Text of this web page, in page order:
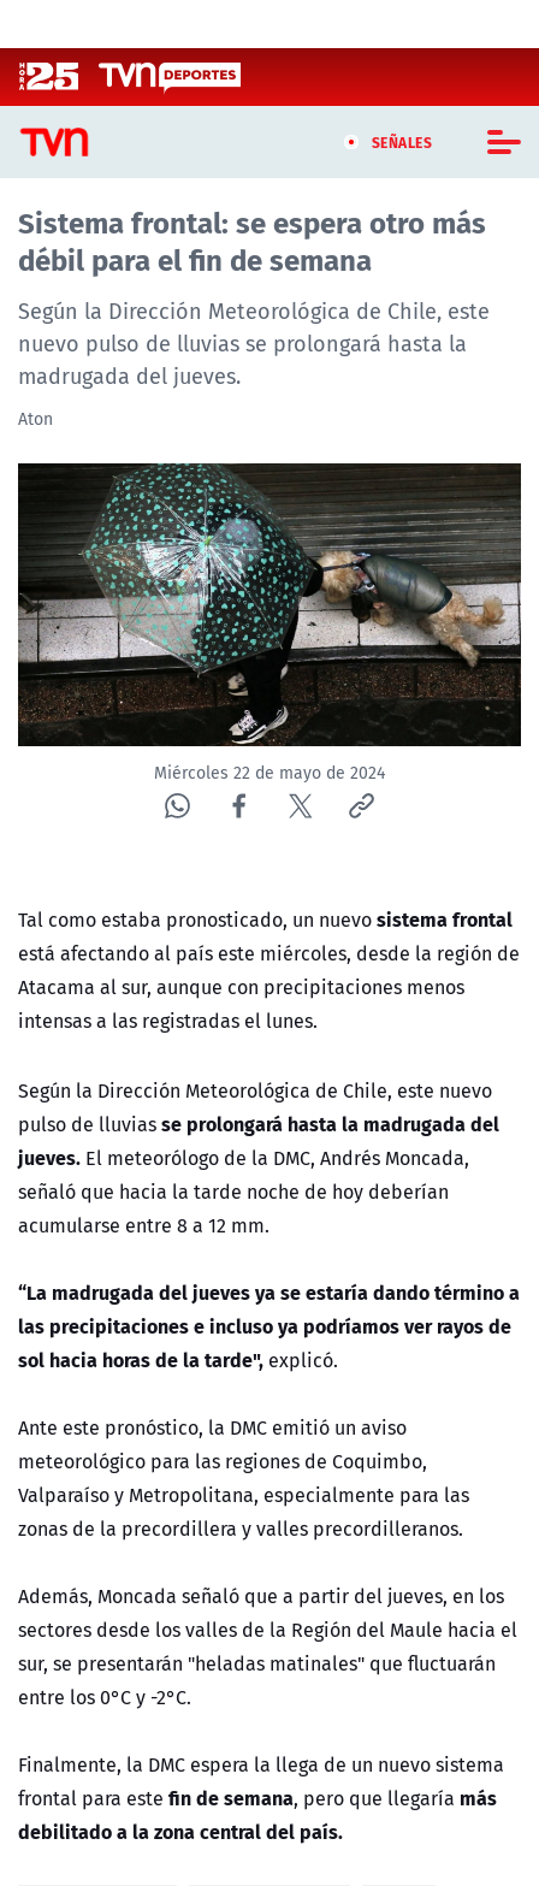
SEÑALES
CASTING MASTERCHEF CHILE
CASTING TVN VERTICAL
TVN VERTICAL
TVN PLAY
TELESERIES
NTV
ACTUALIDAD Y TENDENCIAS
CORPORATIVO Y TRANSPARENCIA
CANAL DE DENUNCIAS
ÁREA DE PROYECTOS
Sistema frontal: se espera otro más
débil para el fin de semana
Según la Dirección Meteorológica de Chile, este
nuevo pulso de lluvias se prolongará hasta la
madrugada del jueves.
Aton
Miércoles 22 de mayo de 2024
Tal como estaba pronosticado, un nuevosistema frontal
está afectando al país este miércoles, desde la región de
Atacama al sur, aunque con precipitaciones menos
intensas a las registradas el lunes.
Según la Dirección Meteorológica de Chile, este nuevo
pulso de lluviasse prolongará hasta la madrugada del
jueves. El meteorólogo de la DMC, Andrés Moncada,
señaló que hacia la tarde noche de hoy deberían
acumularse entre 8 a 12 mm.
“La madrugada del jueves ya se estaría dando término a
las precipitaciones e incluso ya podríamos ver rayos de
sol hacia horas de la tarde", explicó.
Ante este pronóstico, la DMC emitió un aviso
meteorológico para las regiones de Coquimbo,
Valparaíso y Metropolitana, especialmente para las
zonas de la precordillera y valles precordilleranos.
Además, Moncada señaló que a partir del jueves, en los
sectores desde los valles de la Región del Maule hacia el
sur, se presentarán "heladas matinales" que fluctuarán
entre los 0°C y -2°C.
Finalmente, la DMC espera la llega de un nuevo sistema
frontal para este fin de semana, pero que llegaría más
debilitado a la zona central del país.